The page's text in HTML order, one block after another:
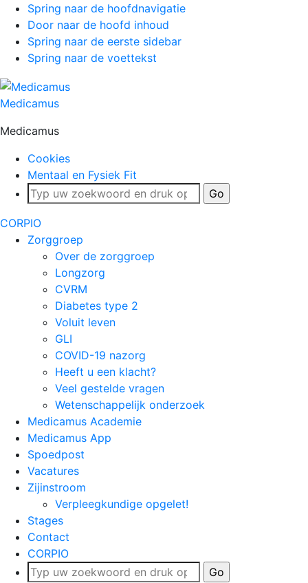
Spring naar de hoofdnavigatie
Door naar de hoofd inhoud
Spring naar de eerste sidebar
Spring naar de voettekst
Medicamus
Medicamus
Cookies
Mentaal en Fysiek Fit
CORPIO
Zorggroep
Over de zorggroep
Longzorg
CVRM
Diabetes type 2
Voluit leven
GLI
COVID-19 nazorg
Heeft u een klacht?
Veel gestelde vragen
Wetenschappelijk onderzoek
Medicamus Academie
Medicamus App
Spoedpost
Vacatures
Zijinstroom
Verpleegkundige opgelet!
Stages
Contact
CORPIO